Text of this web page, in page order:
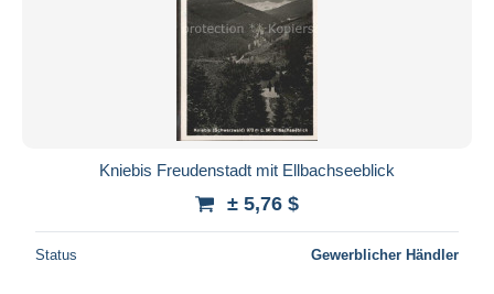
Kniebis Freudenstadt mit Ellbachseeblick
± 5,76 $
Status Gewerblicher Händler